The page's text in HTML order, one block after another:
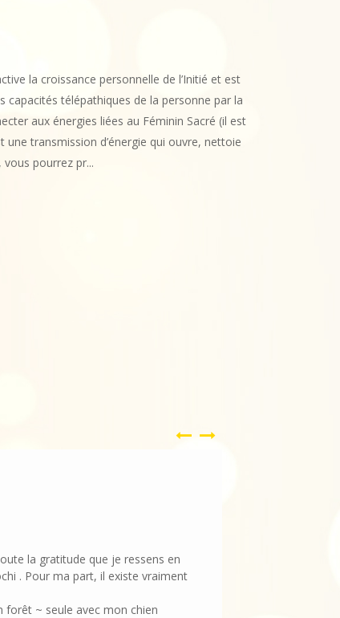
la croissance personnelle de l’Initié et est
capacités télépathiques de la personne par la
aux énergies liées au Féminin Sacré (il est
transmission d’énergie qui ouvre, nettoie
vous pourrez pr...
la gratitude que je ressens en
. Pour ma part, il existe vraiment
forêt ~ seule avec mon chien